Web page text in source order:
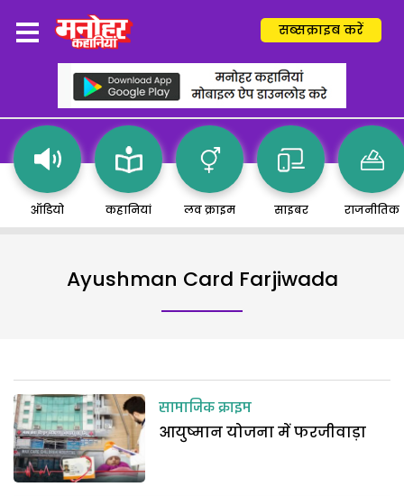
सब्सक्राइब करें
ऑडियो कहानियां लव क्राइम साइबर राजनीतिक
Ayushman Card Farjiwada
सामाजिक क्राइम
आयुष्मान योजना में फरजीवाड़ा